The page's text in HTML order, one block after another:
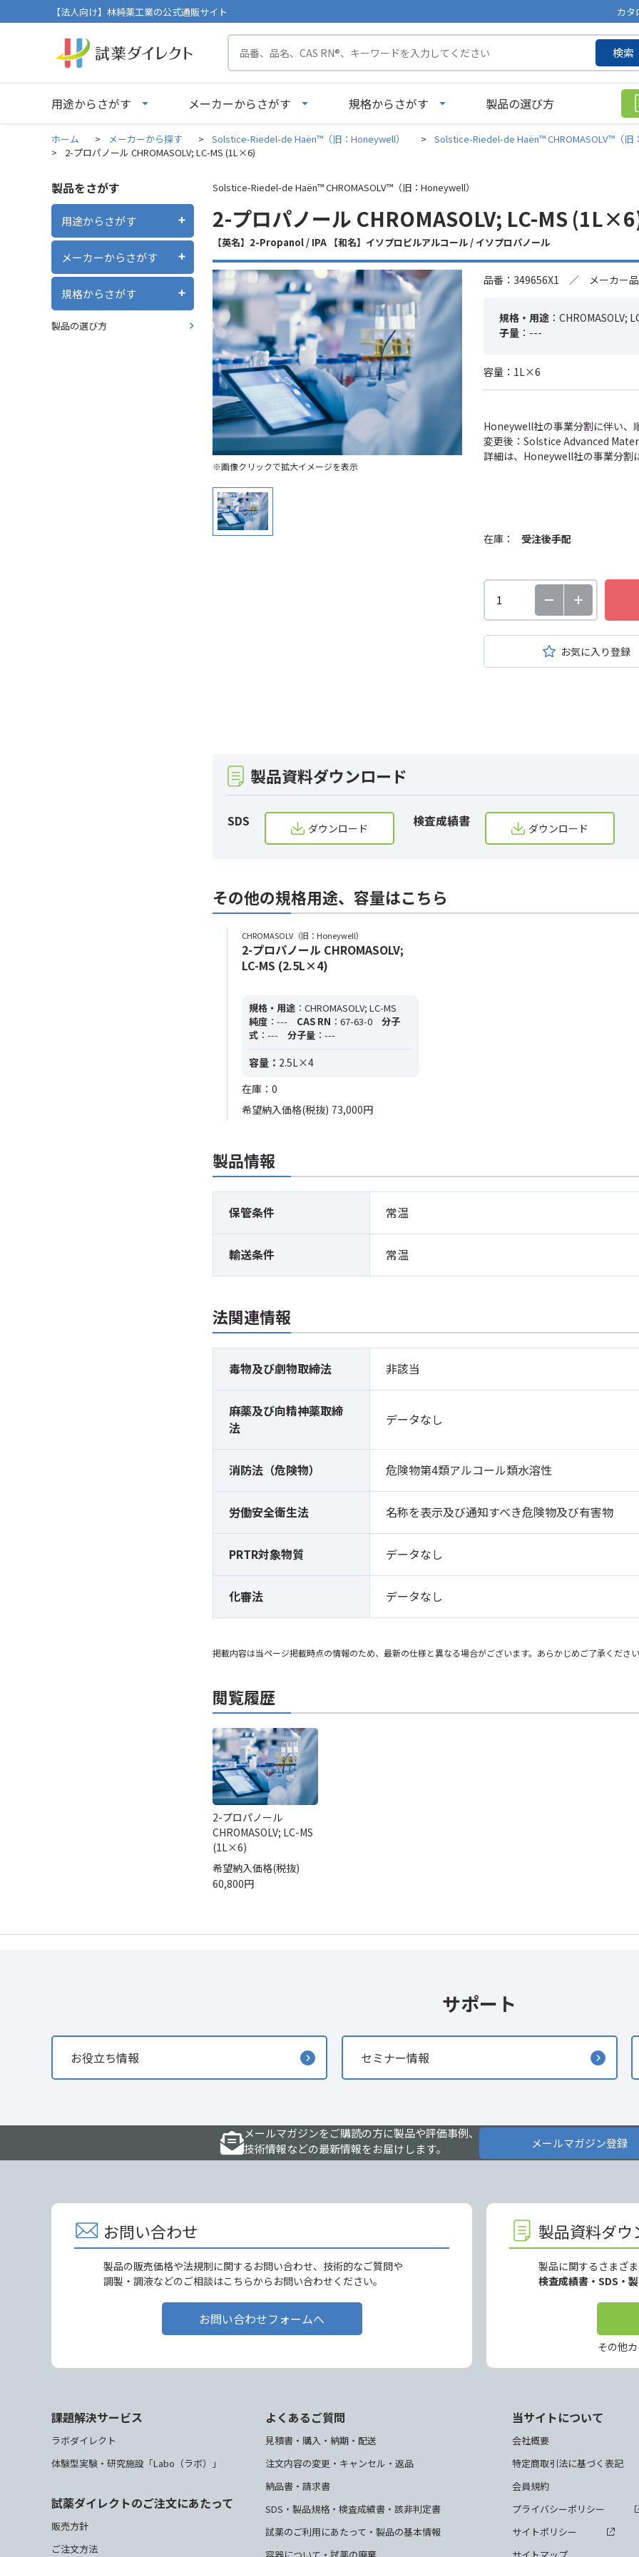
【法人向け】林純薬工業の公式通販サイト カタ
検索
用途からさがす メーカーからさがす 規格からさがす 製品の選び方
ホーム > メーカーから探す > Solstice-Riedel-de Haën™（旧：Honeywell） >
Solstice-Riedel-de Haën™ CHROMASOLV™（旧
>
2-プロパノール CHROMASOLV; LC-MS (1L×6)
製品をさがす
用途からさがす
メーカーからさがす
規格からさがす
製品の選び方
Solstice-Riedel-de Haën™ CHROMASOLV™（旧：Honeywell）
2-プロパノール CHROMASOLV; LC-MS
【英名】2-Propanol / IPA 【和名】イソプロピルアルコール / イソプロパノール
※画像クリックで拡大イメージを表示
品番：349656X1 ／ メーカー品
規格・用途 ：CHROMASOLV;
子量 ：---
容量：1L×6
Honeywell社の事業分割に伴い、
変更後：Solstice Advanced
詳細は、Honeywell社の事業分割
在庫： 受注後手配
お気に入り登録
製品資料ダウンロード
SDS ダウンロード 検査成績書 ダウンロード
その他の規格用途、容量はこちら
CHROMASOLV（旧：Honeywell）
2-プロパノール CHROMASOLV;
LC-MS (2.5L×4)
規格・用途 ：CHROMASOLV; LC-MS
純度 ：--- CAS RN ：67-63-0
分子
式 ：--- 分子量 ：---
容量： 2.5L×4
在庫：0
希望納入価格(税抜) 73,000円
製品情報
保管条件 常温
輸送条件 常温
法関連情報
毒物及び劇物取締法 非該当
麻薬及び向精神薬取締
法
データなし
消防法（危険物） 危険物第4類アルコール類水溶性
労働安全衛生法 名称を表示及び通知すべき危険物及び有害物
PRTR対象物質 データなし
化審法 データなし
掲載内容は当ページ掲載時点の情報のため、最新の仕様と異なる場合がございます。あらかじめご了承くださ
閲覧履歴
2-プロパノール
CHROMASOLV; LC-MS
(1L×6)
希望納入価格(税抜)
60,800円
サポート
お役立ち情報 セミナー情報
メールマガジンをご購読の方に製品や評価事例、
技術情報などの最新情報をお届けします。
メールマガジン登録
お問い合わせ
製品の販売価格や法規制に関するお問い合わせ、技術的なご質問や
調製・調液などのご相談はこちらからお問い合わせください。
お問い合わせフォームへ
製品資料ダウ
製品に関するさまざ
検査成績書・SDS・
その他
課題解決サービス
ラボダイレクト
体験型実験・研究施設「Labo（ラボ）」
試薬ダイレクトのご注文にあたって
販売方針
ご注文方法
よくあるご質問
見積書・購入・納期・配送
注文内容の変更・キャンセル・返品
納品書・請求書
SDS・製品規格・検査成績書・該非判定書
試薬のご利用にあたって・製品の基本情報
当サイトについて
会社概要
特定商取引法に基づく表記
会員規約
プライバシーポリシー
サイトポリシー